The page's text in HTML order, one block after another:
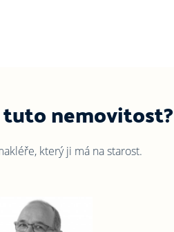
tuto nemovitost?
který ji má na starost.